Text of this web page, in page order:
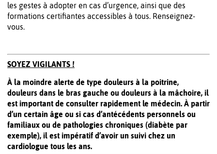
les gestes à adopter en cas d’urgence, ainsi que des
formations certifiantes accessibles à tous. Renseignez-
vous.
SOYEZ VIGILANTS !
À la moindre alerte de type douleurs à la poitrine,
douleurs dans le bras gauche ou douleurs à la mâchoire, il
est important de consulter rapidement le médecin. À partir
d’un certain âge ou si cas d’antécédents personnels ou
familiaux ou de pathologies chroniques (diabète par
exemple), il est impératif d’avoir un suivi chez un
cardiologue tous les ans.